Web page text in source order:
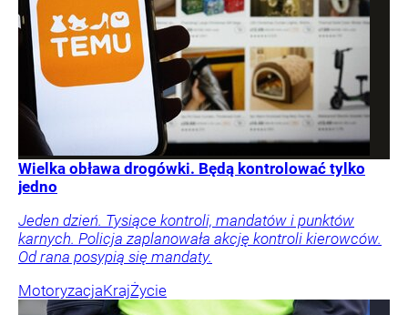
Wielka obława drogówki. Będą kontrolować tylko
jedno
Jeden dzień. Tysiące kontroli, mandatów i punktów
karnych. Policja zaplanowała akcję kontroli kierowców.
Od rana posypią się mandaty.
MotoryzacjaKrajŻycie